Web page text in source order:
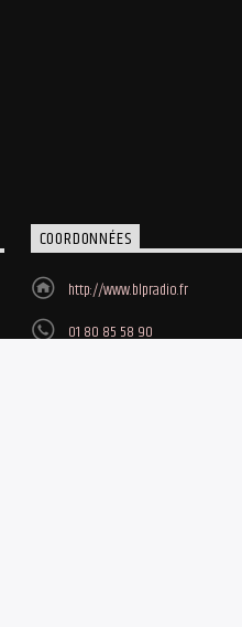
COORDONNÉES
http://www.blpradio.fr
01 80 85 58 90